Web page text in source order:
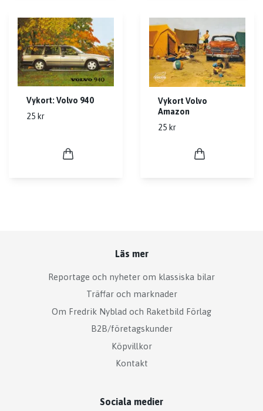
Vykort: Volvo 940
25 kr
Vykort Volvo
Amazon
25 kr
Läs mer
Reportage och nyheter om klassiska bilar
Träffar och marknader
Om Fredrik Nyblad och Raketbild Förlag
B2B/företagskunder
Köpvillkor
Kontakt
Sociala medier